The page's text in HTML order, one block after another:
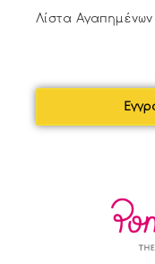
Λίστα Αγαπημένων